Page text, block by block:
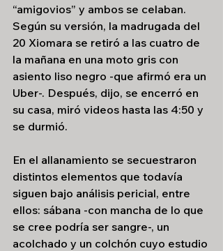
“amigovios” y ambos se celaban.
Según su versión, la madrugada del
20 Xiomara se retiró a las cuatro de
la mañana en una moto gris con
asiento liso negro -que afirmó era un
Uber-. Después, dijo, se encerró en
su casa, miró videos hasta las 4:50 y
se durmió.
En el allanamiento se secuestraron
distintos elementos que todavía
siguen bajo análisis pericial, entre
ellos: sábana -con mancha de lo que
se cree podría ser sangre-, un
acolchado y un colchón cuyo estudio